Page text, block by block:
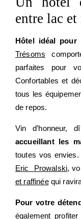
entre lac et
Hôtel idéal pour
Trésoms
parfaites pour
Confortables et
tous les
de repos.
Vin d’honneur,
accueillant les
toutes vos envies.
Eric Prowalski,
et raffinéequi
Pour votre
également